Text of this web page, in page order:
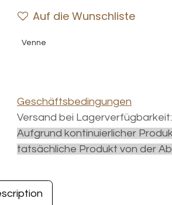
Auf die Wunschliste
Venne
Geschäftsbedingungen
Versand bei
Aufgrund kontinuierlicher
tatsächliche Produkt von der